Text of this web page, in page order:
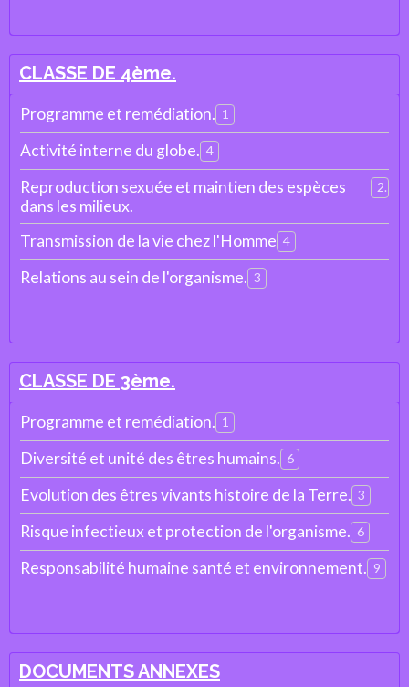
CLASSE DE 4ème.
Programme et remédiation. 1
Activité interne du globe. 4
Reproduction sexuée et maintien des espèces
dans les milieux.
2
Transmission de la vie chez l'Homme 4
Relations au sein de l'organisme. 3
CLASSE DE 3ème.
Programme et remédiation. 1
Diversité et unité des êtres humains. 6
Evolution des êtres vivants histoire de la Terre. 3
Risque infectieux et protection de l'organisme. 6
Responsabilité humaine santé et environnement. 9
DOCUMENTS ANNEXES